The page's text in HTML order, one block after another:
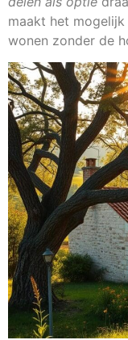
maakt het
wonen zonder de